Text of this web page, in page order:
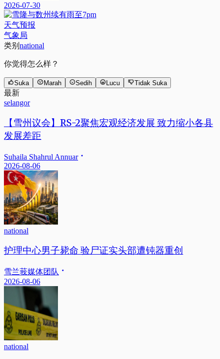
2026-07-30
天气预报
气象局
类别 national
你觉得怎么样？
Suka Marah Sedih Lucu Tidak Suka
最新
selangor
【雪州议会】RS-2聚焦宏观经济发展 致力缩小各县
发展差距
Suhaila Shahrul Annuar
2026-08-06
national
护理中心男子毙命 验尸证实头部遭钝器重创
雪兰莪媒体团队
2026-08-06
national